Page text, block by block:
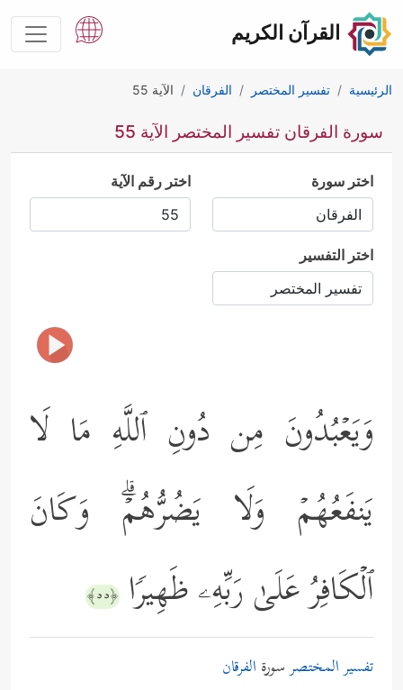
القرآن الكريم
الرئيسية تفسير المختصر الفرقان الآية 55
سورة الفرقان تفسير المختصر الآية 55
اختر سورة اختر رقم الآية
اختر التفسير
وَیَعۡبُدُونَ مِن دُونِ ٱللَّهِ مَا لَا
یَنفَعُهُمۡ وَلَا یَضُرُّهُمۡۗ وَكَانَ
ٱلۡكَافِرُ عَلَىٰ رَبِّهِۦ ظَهِیرࣰا ﴿٥٥﴾
تفسير المختصرسورة الفرقان